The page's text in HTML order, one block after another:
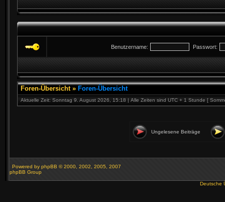
Benutzername: Passwort:
Foren-Übersicht» Foren-Übersicht
Aktuelle Zeit: Sonntag 9. August 2026, 15:18 | Alle Zeiten sind UTC + 1 Stunde [
Ungelesene Beiträge
Powered by phpBB © 2000, 2002, 2005, 2007
phpBB Group
Deutsche